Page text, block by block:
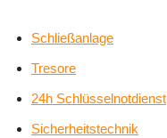
Schließanlage
Tresore
24h Schlüsselnotdienst
Sicherheitstechnik